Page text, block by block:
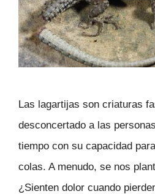
Las lagartijas son criaturas
desconcertado a las
tiempo con su capacidad
colas. A menudo, se nos
¿Sienten dolor cuando